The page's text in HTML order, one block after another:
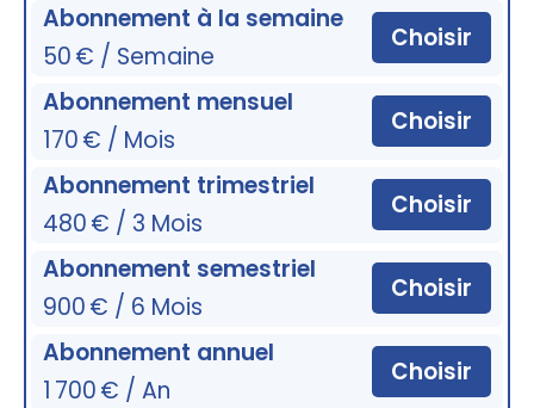
Abonnement à la semaine
50 € / Semaine
Choisir
Abonnement mensuel
170 € / Mois
Choisir
Abonnement trimestriel
480 € / 3 Mois
Choisir
Abonnement semestriel
900 € / 6 Mois
Choisir
Abonnement annuel
1 700 € / An
Choisir